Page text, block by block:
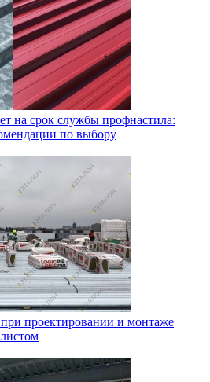
на срок службы профнастила:
по выбору
проектировании и монтаже